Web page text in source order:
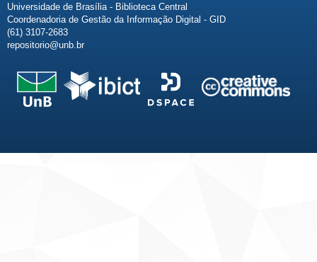
Universidade de Brasília - Biblioteca Central
Coordenadoria de Gestão da Informação Digital - GID
(61) 3107-2683
repositorio@unb.br